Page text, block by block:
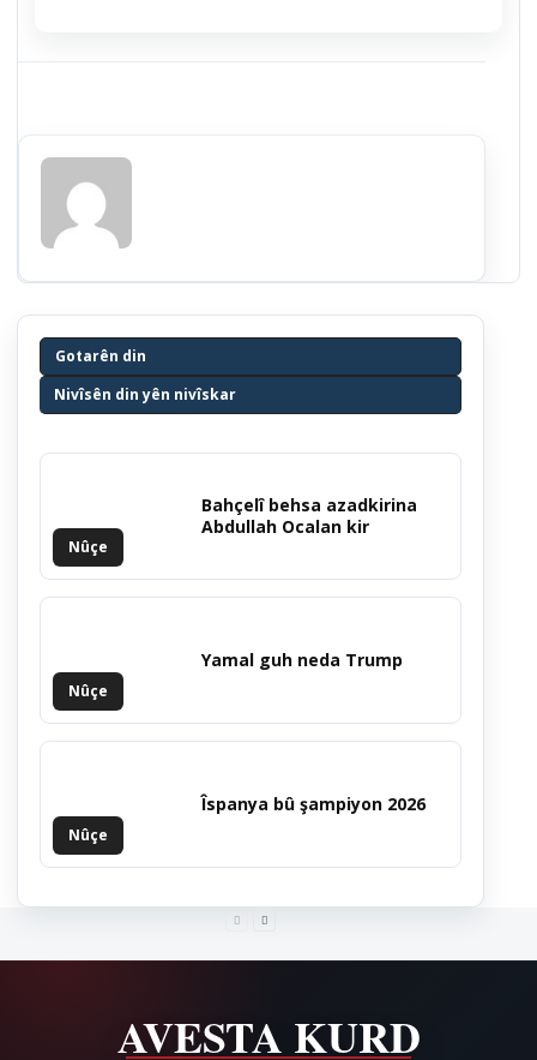
Gotarên din
Nivîsên din yên nivîskar
Nûçe
Bahçelî behsa azadkirina
Abdullah Ocalan kir
Nûçe
Yamal guh neda Trump
Nûçe
Îspanya bû şampiyon 2026